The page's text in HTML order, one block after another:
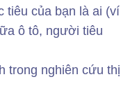
tiêu của bạn là ai (ví
ô tô, người tiêu
trong nghiên cứu thị